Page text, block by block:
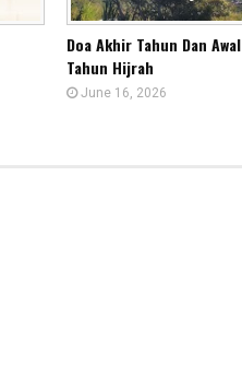
Doa Akhir Tahun Dan Awal
Tahun Hijrah
June 16, 2026